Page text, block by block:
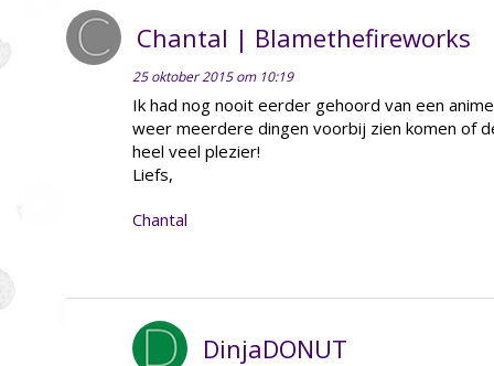
Chantal | Blamethefireworks
25 oktober 2015 om 10:19
Ik had nog nooit eerder gehoord van een
weer meerdere dingen voorbij zien komen of
heel veel plezier!
Liefs,
Chantal
DinjaDONUT